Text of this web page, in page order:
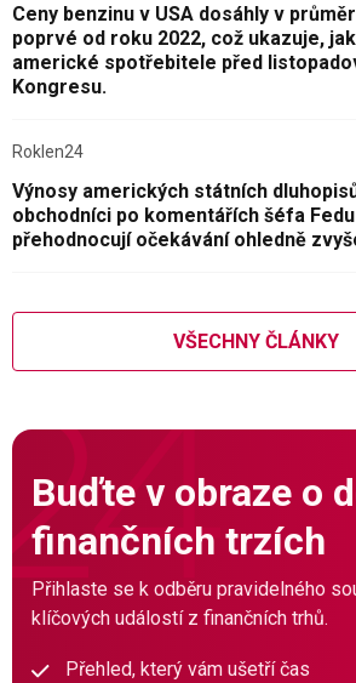
Ceny benzinu v USA dosáhly v
poprvé od roku 2022, což ukazuje,
americké spotřebitele před
Kongresu.
Roklen24
Výnosy amerických státních
obchodníci po komentářích šéfa
přehodnocují očekávání ohledně
VŠECHNY ČLÁNKY
Buďte v obraze o
finančních trzích
Přihlaste se k odběru pravidelného
klíčových událostí z finančních trhů.
Přehled, který vám ušetří čas